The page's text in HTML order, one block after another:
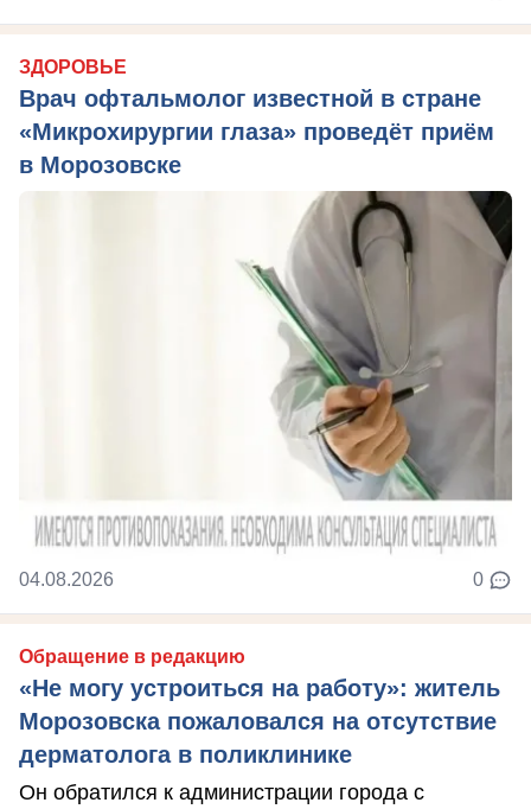
ЗДОРОВЬЕ
Врач офтальмолог известной в стране
«Микрохирургии глаза» проведёт приём
в Морозовске
04.08.2026 0
Обращение в редакцию
«Не могу устроиться на работу»: житель
Морозовска пожаловался на отсутствие
дерматолога в поликлинике
Он обратился к администрации города с